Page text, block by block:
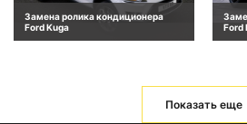
Замена ролика кондиционера
Ford Kuga
Ford
Показать еще